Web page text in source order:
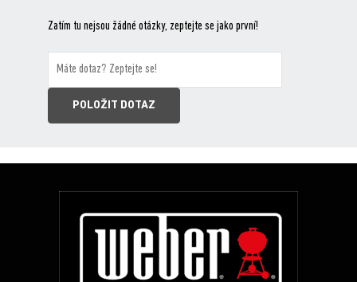
Zatím tu nejsou žádné otázky, zeptejte se jako první!